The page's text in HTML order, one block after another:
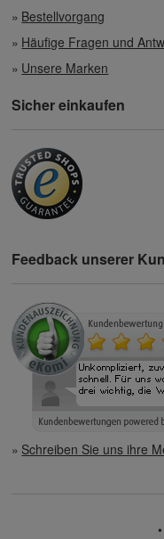
Bestellvorgang
Häufige Fragen und
Unsere Marken
Sicher einkaufen
Feedback unserer
Schreiben Sie uns ihre